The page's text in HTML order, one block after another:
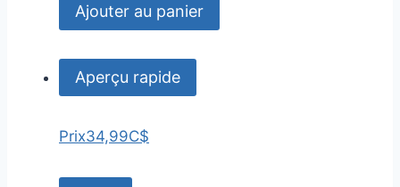
Ajouter au panier
Aperçu rapide
Prix34,99C$